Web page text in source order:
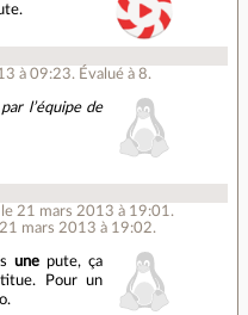
à 09:23. Évalué à 8.
l’équipe de
le 21 mars 2013 à 19:01 .
mars 2013 à 19:02.
une pute, ça
Pour un